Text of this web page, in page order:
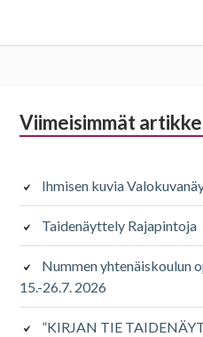
Alapalkin
Viimeisimmät
Ihmisen kuvia
Taidenäyttely Rajapintoja
Nummen yhtenäiskoulun
15.-26.7. 2026
”KIRJAN TIE